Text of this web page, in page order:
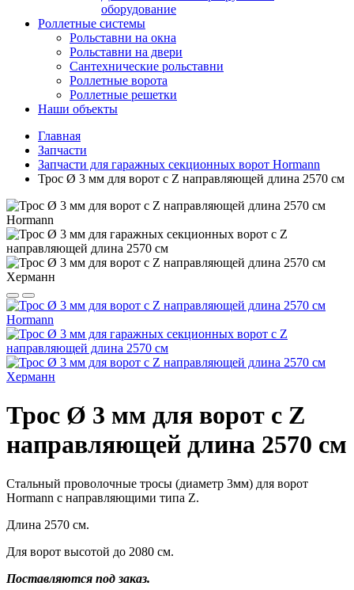
оборудование
Роллетные системы
Рольставни на окна
Рольставни на двери
Сантехнические рольставни
Роллетные ворота
Роллетные решетки
Наши объекты
Главная
Запчасти
Запчасти для гаражных секционных ворот Hormann
Трос Ø 3 мм для ворот с Z направляющей длина 2570 см
Трос Ø 3 мм для ворот с Z
направляющей длина 2570 см
Стальный проволочные тросы (диаметр 3мм) для ворот
Hormann с направляющими типа Z.
Длина 2570 см.
Для ворот высотой до 2080 см.
Поставляются под заказ.